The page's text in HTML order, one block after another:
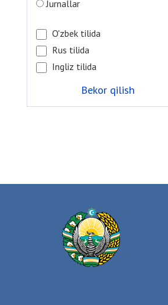
Jurnallar
O'zbek tilida
Rus tilida
Ingliz tilida
Bekor qilish